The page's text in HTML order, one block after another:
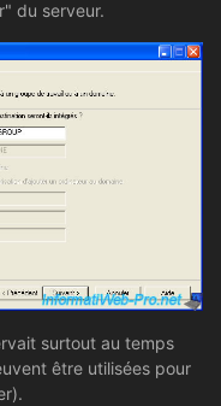
du serveur.
surtout au temps
être utilisées pour